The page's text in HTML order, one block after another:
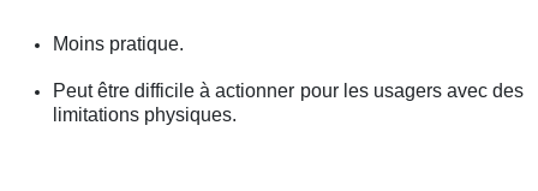
Moins pratique.
Peut être difficile à actionner pour les usagers avec des
limitations physiques.